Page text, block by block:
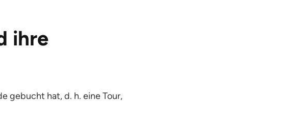
ihre
gebucht hat, d. h. eine Tour,